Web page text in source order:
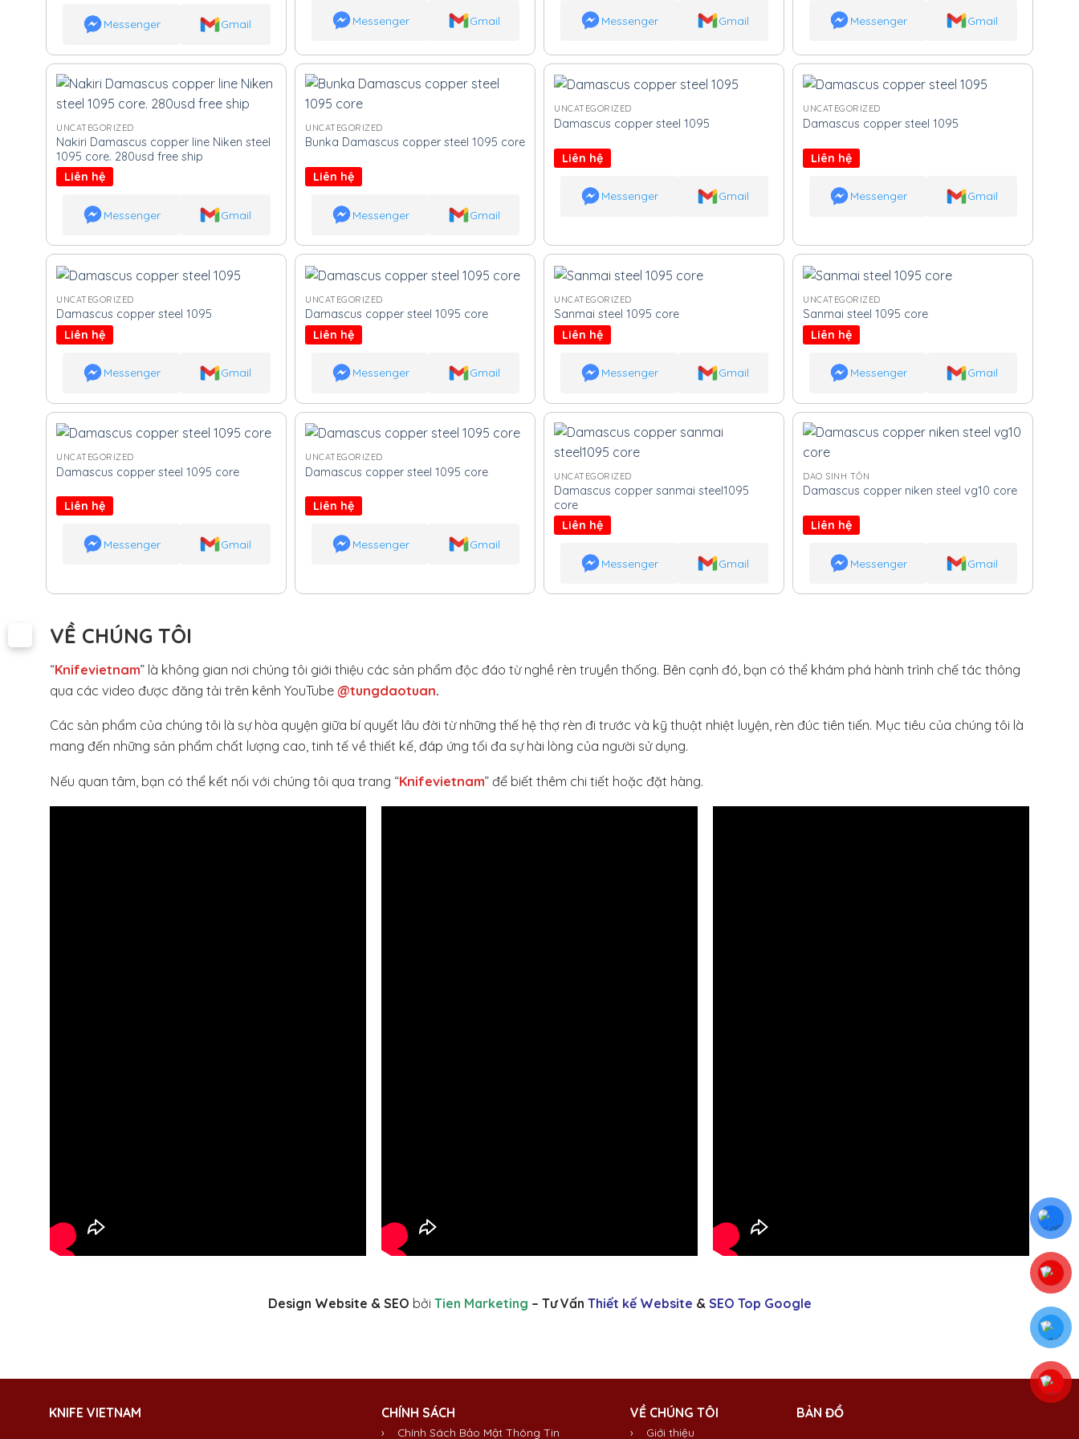
Messenger Gmail Messenger Gmail Messenger Gmail Messenger Gmail
UNCATEGORIZED
Nakiri Damascus copper line Niken steel
1095 core. 280usd free ship
Liên hệ
Messenger Gmail
UNCATEGORIZED
Bunka Damascus copper steel 1095 core
Liên hệ
Messenger Gmail
UNCATEGORIZED
Damascus copper steel 1095
Liên hệ
Messenger Gmail
UNCATEGORIZED
Damascus copper steel 1095
Liên hệ
Messenger Gmail
UNCATEGORIZED
Damascus copper steel 1095
Liên hệ
Messenger Gmail
UNCATEGORIZED
Damascus copper steel 1095 core
Liên hệ
Messenger Gmail
UNCATEGORIZED
Sanmai steel 1095 core
Liên hệ
Messenger Gmail
UNCATEGORIZED
Sanmai steel 1095 core
Liên hệ
Messenger Gmail
UNCATEGORIZED
Damascus copper steel 1095 core
Liên hệ
Messenger Gmail
UNCATEGORIZED
Damascus copper steel 1095 core
Liên hệ
Messenger Gmail
UNCATEGORIZED
Damascus copper sanmai steel1095
core
Liên hệ
Messenger Gmail
DAO SINH TỒN
Damascus copper niken steel vg10 core
Liên hệ
Messenger Gmail
VỀ CHÚNG TÔI
“Knifevietnam” là không gian nơi chúng tôi giới thiệu các sản phẩm độc đáo từ nghề rèn truyền thống. Bên cạnh đó, bạn có thể khám phá hành trình chế tác thông
qua các video được đăng tải trên kênh YouTube @tungdaotuan.
Các sản phẩm của chúng tôi là sự hòa quyện giữa bí quyết lâu đời từ những thế hệ thợ rèn đi trước và kỹ thuật nhiệt luyện, rèn đúc tiên tiến. Mục tiêu của chúng tôi là
mang đến những sản phẩm chất lượng cao, tinh tế về thiết kế, đáp ứng tối đa sự hài lòng của người sử dụng.
Nếu quan tâm, bạn có thể kết nối với chúng tôi qua trang “Knifevietnam” để biết thêm chi tiết hoặc đặt hàng.
Design Website & SEO bởi Tien Marketing – Tư Vấn Thiết kế Website & SEO Top Google
KNIFE VIETNAM CHÍNH SÁCH
› Chính Sách Bảo Mật Thông Tin
VỀ CHÚNG TÔI
› Giới thiệu
BẢN ĐỒ